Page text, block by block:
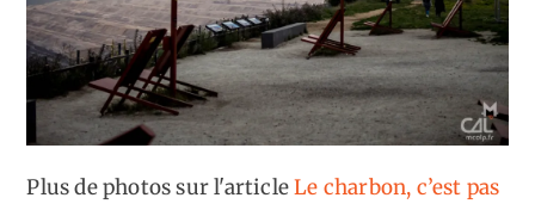
Plus de photos sur l'articleLe charbon, c’est pas